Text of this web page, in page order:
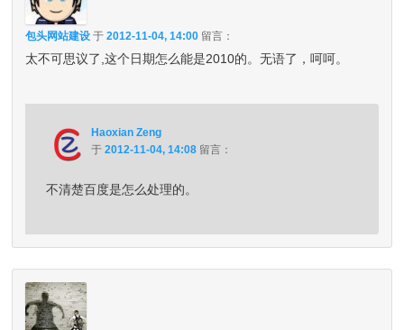
包头网站建设 于2012-11-04, 14:00 留言：
太不可思议了,这个日期怎么能是2010的。无语了，呵呵。
Haoxian Zeng
于2012-11-04, 14:08 留言：
不清楚百度是怎么处理的。